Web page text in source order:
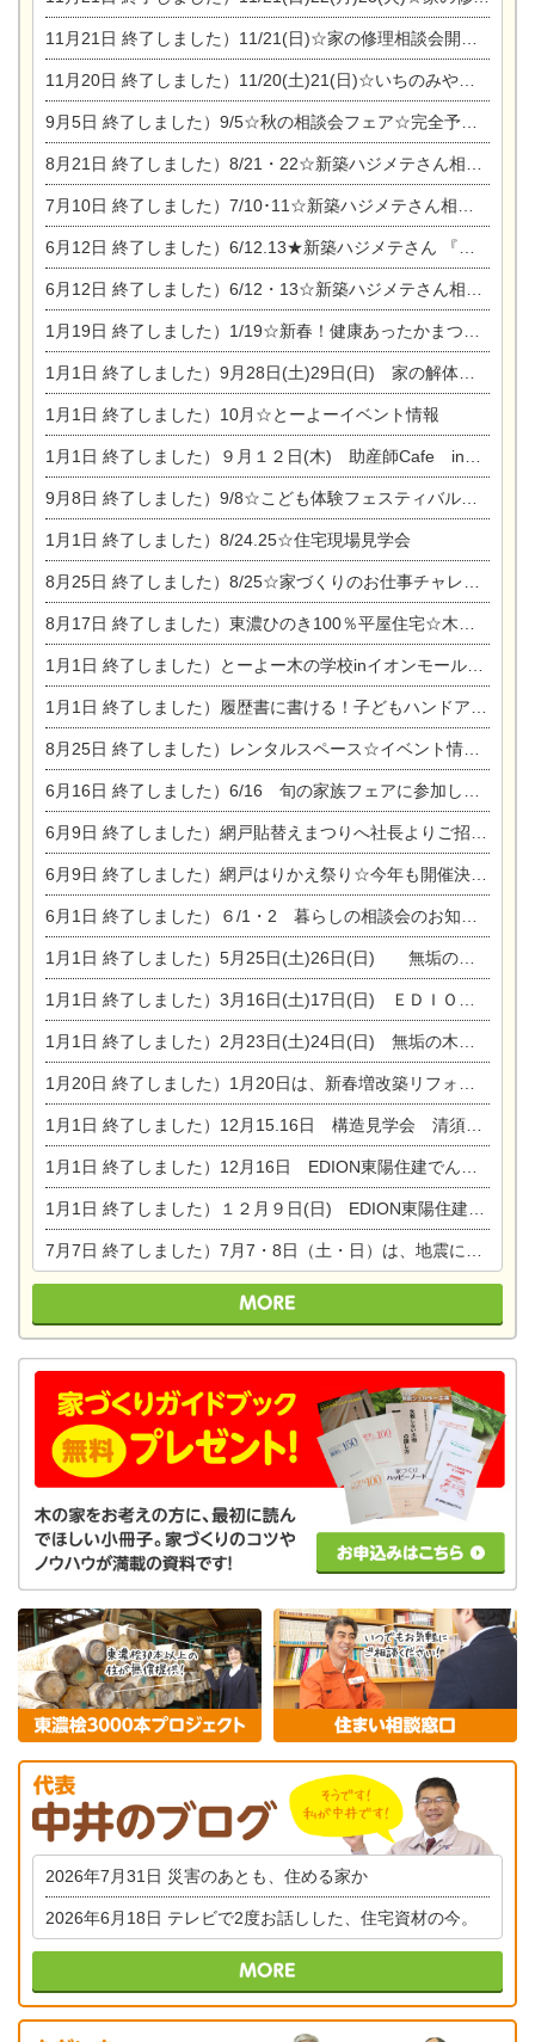
11月21日 終了しました）11/21(日)☆家の修理相談会開催 in 扶桑オークビレッジ
11月20日 終了しました）11/20(土)21(日)☆いちのみや逸品市に出店します【ひのきのバラ販売】
9月5日 終了しました）9/5☆秋の相談会フェア☆完全予約制
8月21日 終了しました）8/21・22☆新築ハジメテさん相談会 『集まれ！農地に家を建てたい人！』
7月10日 終了しました）7/10･11☆新築ハジメテさん相談会 『集まれ！農地に家を建てたい人！』完全予約制
6月12日 終了しました）6/12.13★新築ハジメテさん 『木の家 現場体感見学会』
6月12日 終了しました）6/12・13☆新築ハジメテさん相談会『今ある土地に家を建てる際の注意点』
1月19日 終了しました）1/19☆新春！健康あったかまつり＆増改築リフォームまつり
1月1日 終了しました）9月28日(土)29日(日) 家の解体なんでも相談会
1月1日 終了しました）10月☆とーよーイベント情報
1月1日 終了しました）９月１２日(木) 助産師Cafe in東陽住建
9月8日 終了しました）9/8☆こども体験フェスティバル☆一宮市民会館
1月1日 終了しました）8/24.25☆住宅現場見学会
8月25日 終了しました）8/25☆家づくりのお仕事チャレンジ
8月17日 終了しました）東濃ひのき100％平屋住宅☆木の家完成見学会
1月1日 終了しました）とーよー木の学校inイオンモール木曽川
1月1日 終了しました）履歴書に書ける！子どもハンドアロマ講座☆
8月25日 終了しました）レンタルスペース☆イベント情報☆チャイルドアロマセラピスト
6月16日 終了しました）6/16 旬の家族フェアに参加します☆
6月9日 終了しました）網戸貼替えまつりへ社長よりご招待です♪
6月9日 終了しました）網戸はりかえ祭り☆今年も開催決定！
6月1日 終了しました）６/1・2 暮らしの相談会のお知らせ
1月1日 終了しました）5月25日(土)26日(日) 無垢の木の家体感見学会開催☆
1月1日 終了しました）3月16日(土)17日(日) ＥＤＩＯＮ東陽住建でんき館 総決算まつり
1月1日 終了しました）2月23日(土)24日(日) 無垢の木の家 完成見学会
1月20日 終了しました）1月20日は、新春増改築リフォームまつり＆家の修理祭り＆家電まつりです。
1月1日 終了しました）12月15.16日 構造見学会 清須市西枇杷島町弁天
1月1日 終了しました）12月16日 EDION東陽住建でんき OPEN第二弾イベント！！
1月1日 終了しました）１２月９日(日) EDION東陽住建でんき館プレＯＰＥＮ！＆家の修理まつり
7月7日 終了しました）7月7・8日（土・日）は、地震に強くて安心！暮らしを楽しむ東濃ひのきの平屋の家体験見学会を開催します。ぜひお越しください。
2026年7月31日 災害のあとも、住める家か
2026年6月18日 テレビで2度お話しした、住宅資材の今。